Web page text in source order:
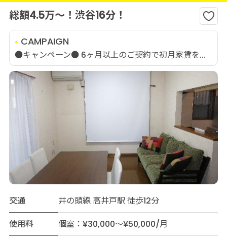
総額4.5万～！渋谷16分！
CAMPAIGN
●キャンペーン● 6ヶ月以上のご契約で初月家賃を...
交通
井の頭線 高井戸駅 徒歩12分
使用料
個室：¥30,000～¥50,000/月